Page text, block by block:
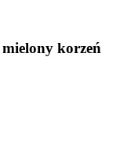
korzeń